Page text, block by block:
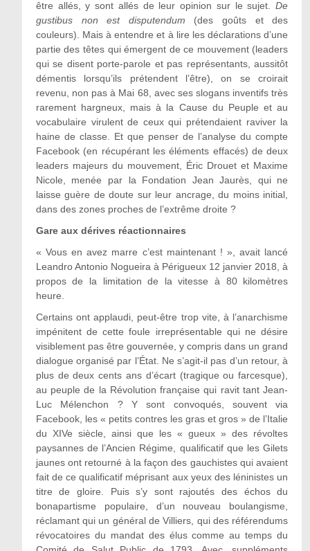
être allés, y sont allés de leur opinion sur le sujet.De
gustibus non est disputendum (des goûts et des
couleurs). Mais à entendre et à lire les déclarations d’une
partie des têtes qui émergent de ce mouvement (leaders
qui se disent porte-parole et pas représentants, aussitôt
démentis lorsqu’ils prétendent l’être), on se croirait
revenu, non pas à Mai 68, avec ses slogans inventifs très
rarement hargneux, mais à la Cause du Peuple et au
vocabulaire virulent de ceux qui prétendaient raviver la
haine de classe. Et que penser de l’analyse du compte
Facebook (en récupérant les éléments effacés) de deux
leaders majeurs du mouvement, Éric Drouet et Maxime
Nicole, menée par la Fondation Jean Jaurès, qui ne
laisse guère de doute sur leur ancrage, du moins initial,
dans des zones proches de l’extrême droite ?
Gare aux dérives réactionnaires
« Vous en avez marre c’est maintenant ! », avait lancé
Leandro Antonio Nogueira à Périgueux 12 janvier 2018, à
propos de la limitation de la vitesse à 80 kilomètres
heure.
Certains ont applaudi, peut-être trop vite, à l’anarchisme
impénitent de cette foule irreprésentable qui ne désire
visiblement pas être gouvernée, y compris dans un grand
dialogue organisé par l’État. Ne s’agit-il pas d’un retour, à
plus de deux cents ans d’écart (tragique ou farcesque),
au peuple de la Révolution française qui ravit tant Jean-
Luc Mélenchon ? Y sont convoqués, souvent via
Facebook, les « petits contres les gras et gros » de l’Italie
du XIVe siècle, ainsi que les « gueux » des révoltes
paysannes de l’Ancien Régime, qualificatif que les Gilets
jaunes ont retourné à la façon des gauchistes qui avaient
fait de ce qualificatif méprisant aux yeux des léninistes un
titre de gloire. Puis s’y sont rajoutés des échos du
bonapartisme populaire, d’un nouveau boulangisme,
réclamant qui un général de Villiers, qui des référendums
révocatoires du mandat des élus comme au temps du